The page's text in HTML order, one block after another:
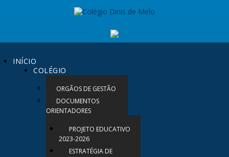
INÍCIO
COLÉGIO
ORGÃOS DE GESTÃO
DOCUMENTOS
ORIENTADORES
PROJETO EDUCATIVO
2023-2026
ESTRATÉGIA DE